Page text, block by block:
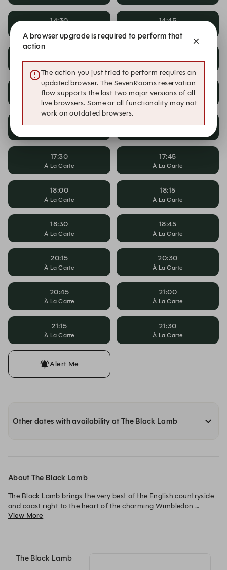
14:30 14:45
À La Carte À La Carte
À La Carte À La Carte
17:30
À La Carte
17:45
À La Carte
18:00
À La Carte
18:15
À La Carte
18:30
À La Carte
18:45
À La Carte
20:15
À La Carte
20:30
À La Carte
20:45
À La Carte
21:00
À La Carte
21:15
À La Carte
21:30
À La Carte
Alert Me
Other dates with availability at The Black Lamb
About The Black Lamb
The Black Lamb brings the very best of the English countryside
and coast right to the heart of the charming Wimbledon
Village. In true Gladwin Brothers’ style, our neighbourhood
View More
The Black Lamb
A browser upgrade is required to perform that
action
The action you just tried to perform requires an
updated browser. The SevenRooms reservation
flow supports the last two major versions of all
live browsers. Some or all functionality may not
work on outdated browsers.